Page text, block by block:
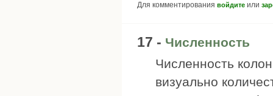
Для комментирования войдите или
17 - Численность
Численность
визуально